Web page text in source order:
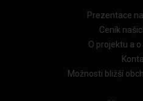
Prezentace
Ceník
O projektu a
Možnosti bližší